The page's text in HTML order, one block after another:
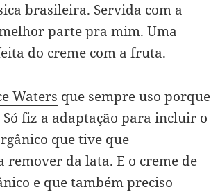
brasileira. Servida com a
parte pra mim. Uma
do creme com a fruta.
Waters que sempre uso porque
fiz a adaptação para incluir o
que tive que
da lata. E o creme de
e que também preciso